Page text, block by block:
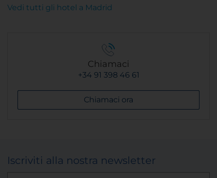
Vedi tutti gli hotel a Madrid
Chiamaci
+34 91 398 46 61
Chiamaci ora
Iscriviti alla nostra newsletter